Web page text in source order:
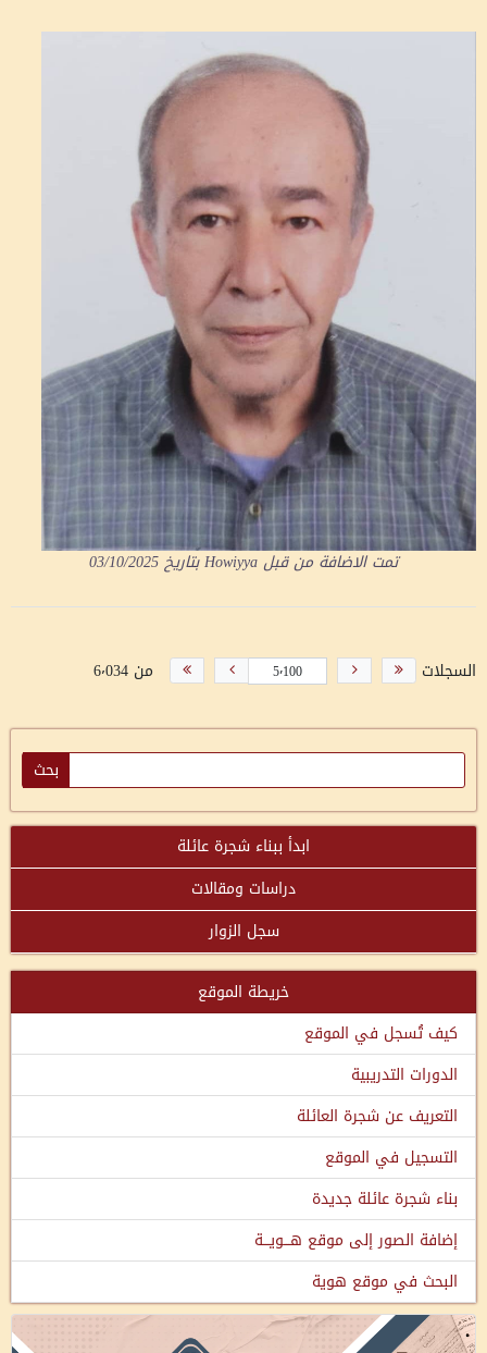
تمت الاضافة من قبلHowiyyaبتاريخ03/10/2025
السجلات من 6٬034
ابدأ ببناء شجرة عائلة
دراسات ومقالات
سجل الزوار
خريطة الموقع
كيف تُسجل في الموقع
الدورات التدريبية
التعريف عن شجرة العائلة
التسجيل في الموقع
بناء شجرة عائلة جديدة
إضافة الصور إلى موقع هـــويـــة
البحث في موقع هوية